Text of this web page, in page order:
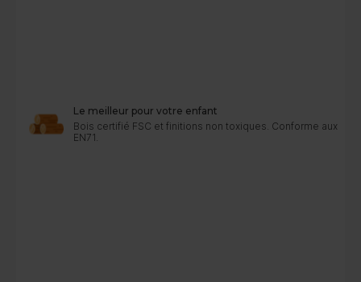
Le meilleur pour votre enfant
Bois certifié FSC et finitions non toxiques. Conforme aux
EN71.